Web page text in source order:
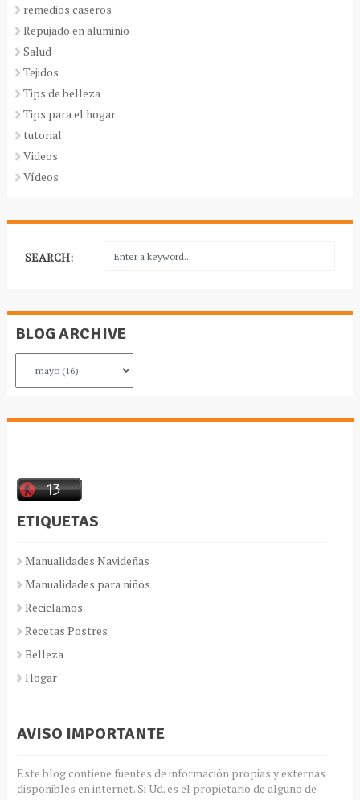
remedios caseros
Repujado en aluminio
Salud
Tejidos
Tips de belleza
Tips para el hogar
tutorial
Videos
Vídeos
SEARCH:
BLOG ARCHIVE
ETIQUETAS
Manualidades Navideñas
Manualidades para niños
Reciclamos
Recetas Postres
Belleza
Hogar
AVISO IMPORTANTE
Este blog contiene fuentes de información propias y externas
disponibles en internet. Si Ud. es el propietario de alguno de